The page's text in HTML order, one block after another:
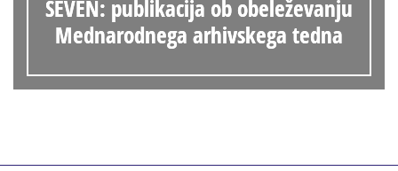
SEVEN: publikacija ob obeleževanju
Mednarodnega arhivskega tedna